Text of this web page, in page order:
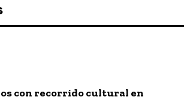
con recorrido cultural en